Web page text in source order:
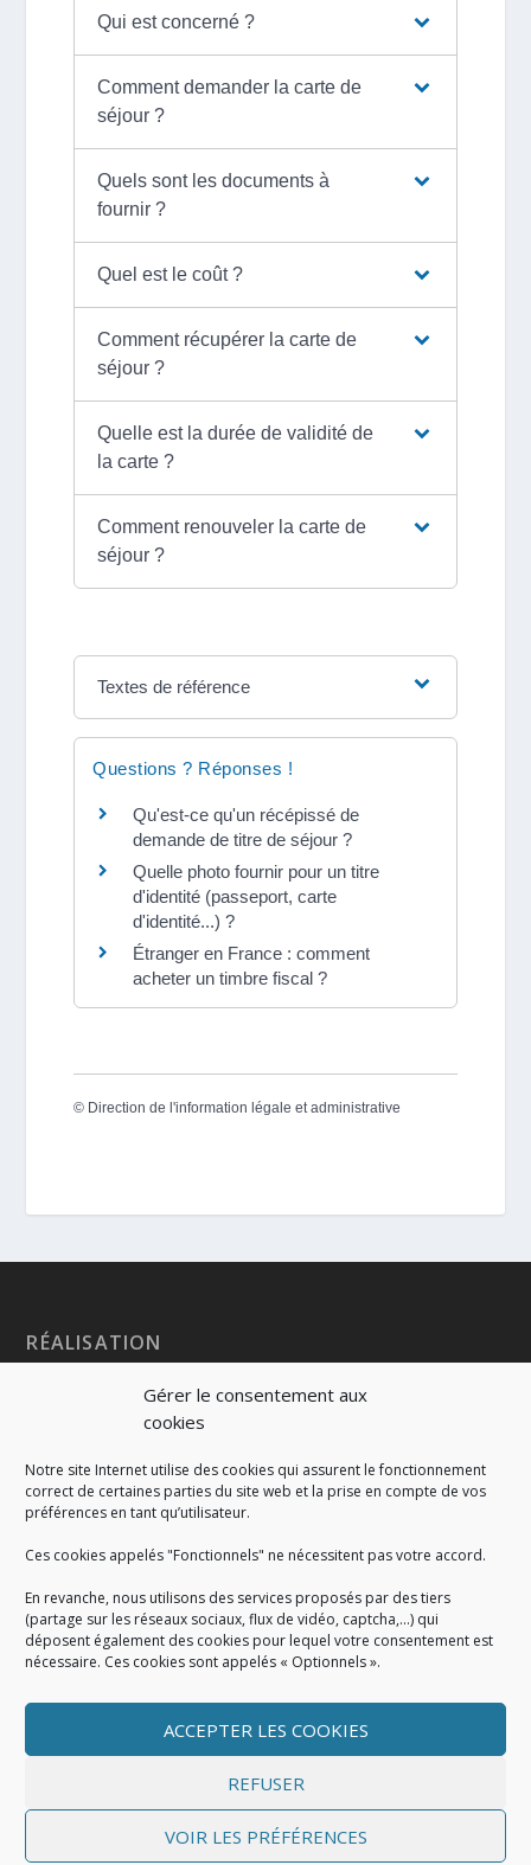
Gérer le consentement aux
cookies
Notre site Internet utilise des cookies qui assurent le fonctionnement
correct de certaines parties du site web et la prise en compte de vos
préférences en tant qu’utilisateur.
Ces cookies appelés "Fonctionnels" ne nécessitent pas votre accord.
En revanche, nous utilisons des services proposés par des tiers
(partage sur les réseaux sociaux, flux de vidéo, captcha,...) qui
déposent également des cookies pour lequel votre consentement est
nécessaire. Ces cookies sont appelés « Optionnels ».
ACCEPTER LES COOKIES
REFUSER
VOIR LES PRÉFÉRENCES
Qui est concerné ?
Comment demander la carte de
séjour ?
Quels sont les documents à
fournir ?
Quel est le coût ?
Comment récupérer la carte de
séjour ?
Quelle est la durée de validité de
la carte ?
Comment renouveler la carte de
séjour ?
Textes de référence
Questions ? Réponses !
Qu'est-ce qu'un récépissé de
demande de titre de séjour ?
Quelle photo fournir pour un titre
d'identité (passeport, carte
d'identité...) ?
Étranger en France : comment
acheter un timbre fiscal ?
© Direction de l'information légale et administrative
RÉALISATION
MENTIONS LÉGALES
Politique de cookies